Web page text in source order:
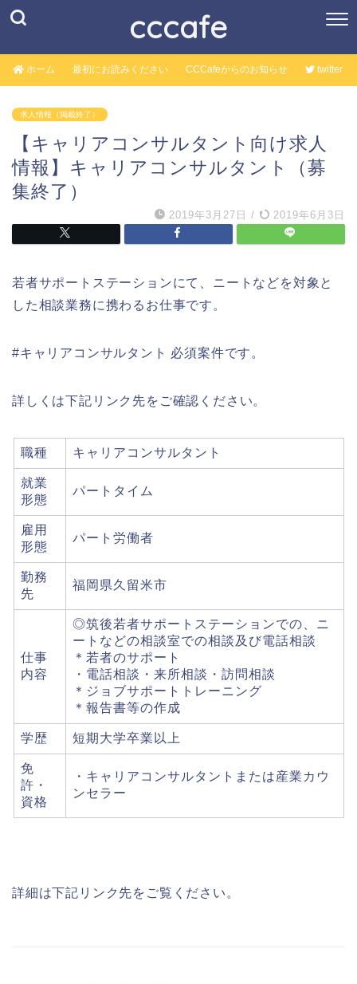
cccafe
ホーム 最初にお読みください CCCafeからのお知らせ twitter
求人情報（掲載終了）
【キャリアコンサルタント向け求人
情報】キャリアコンサルタント（募
集終了）
2019年3月27日 / 2019年6月3日
若者サポートステーションにて、ニートなどを対象と
した相談業務に携わるお仕事です。
#キャリアコンサルタント 必須案件です。
詳しくは下記リンク先をご確認ください。
職種 キャリアコンサルタント
就業
形態
パートタイム
雇用
形態
パート労働者
勤務
先
福岡県久留米市
仕事
内容
◎筑後若者サポートステーションでの、ニ
ートなどの相談室での相談及び電話相談
＊若者のサポート
・電話相談・来所相談・訪問相談
＊ジョブサポートトレーニング
＊報告書等の作成
学歴 短期大学卒業以上
免
許・
資格
・キャリアコンサルタントまたは産業カウ
ンセラー
詳細は下記リンク先をご覧ください。